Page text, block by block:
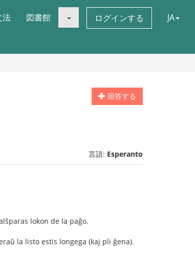
法 図書館 ログインする JA
回答する
言語: Esperanto
lokon de la paĝo.
la listo estis longega (kaj pli ĝena).